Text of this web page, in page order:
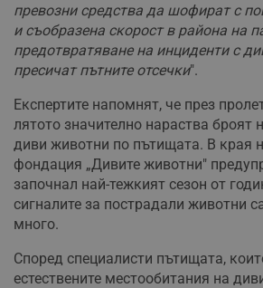
превозни средства да шофират с
и съобразена скорост в района на
предотвратяване на инциденти с
пресичат пътните отсечки".
Експертите напомнят, че през
лятото значително нараства броят
диви животни по пътищата. В края
фондация „Дивите животни"
започнал най-тежкият сезон от
сигналите за пострадали животни
много.
Според специалисти пътищата,
естествените местообитания на